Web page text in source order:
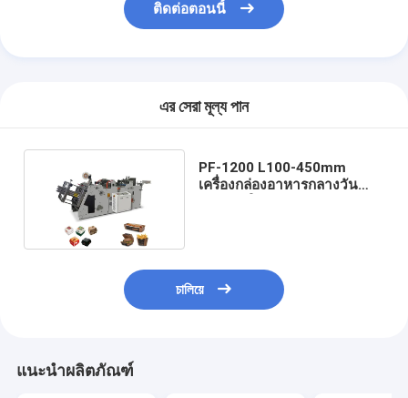
ติดต่อตอนนี้
এর সেরা মূল্য পান
PF-1200 L100-450mm
เครื่องกล่องอาหารกลางวัน
চালিয়ে
แนะนำผลิตภัณฑ์